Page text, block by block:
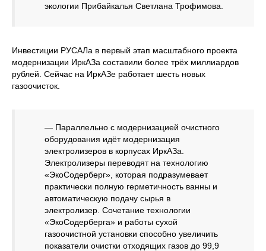
экологии Прибайкалья Светлана Трофимова.
Инвестиции РУСАЛа в первый этап масштабного проекта
модернизации ИркАЗа составили более трёх миллиардов
рублей. Сейчас на ИркАЗе работает шесть новых
газоочисток.
— Параллельно с модернизацией очистного
оборудования идёт модернизация
электролизеров в корпусах ИркАЗа.
Электролизеры переводят на технологию
«ЭкоСодерберг», которая подразумевает
практически полную герметичность ванны и
автоматическую подачу сырья в
электролизер. Сочетание технологии
«ЭкоСодерберга» и работы сухой
газоочистной установки способно увеличить
показатели очистки отходящих газов до 99,9